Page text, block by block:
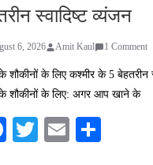
स्वादिष्ट व्यंजन
6, 2026 Amit Kaul 1 Comment
शौकीनों के लिए कश्मीर के 5 बेहतरीन
शौकीनों के लिए: अगर आप खाने के
Fa T
E